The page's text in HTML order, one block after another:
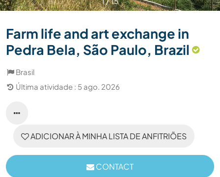
Farm life and art exchange in
Pedra Bela, São Paulo, Brazil
Brasil
Última atividade : 5 ago. 2026
ADICIONAR À MINHA LISTA DE ANFITRIÕES
CONTACT